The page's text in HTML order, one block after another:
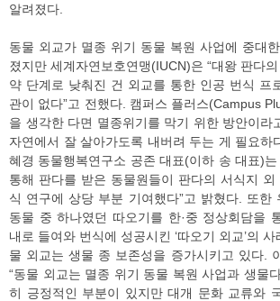
알려졌다.
동물 외교가 멸종 위기 동물 복원 사업에 중대
졌지만 세계자연보호연맹(IUCN)은 “대왕 판다
약 단계로 낮춰진 건 외교를 통한 인공 번식 프
관이 없다”고 전했다. 캠퍼스 플러스(Campus
을 생각한 다면 멸종위기를 막기 위한 방안이라
자연에서 잘 살아가도록 내버려 두는 게 필요하
혜경 동물행복연구소 공존 대표(이하 송 대표)는
통해 판다를 받은 동물원들이 판다의 서식지
식 연구에 상당 부분 기여했다”고 밝혔다. 또한
동물 중 하나였던 따오기를 한·중 정상회담을
내로 들여와 번식에 성공시킨 ‘따오기 외교’의
물 외교는 생물 종 보존성을 증가시키고 있다.
“동물 외교는 멸종 위기 동물 복원 사업과 생물
히 긍정적인 부분이 있지만 대개 문화 교류와